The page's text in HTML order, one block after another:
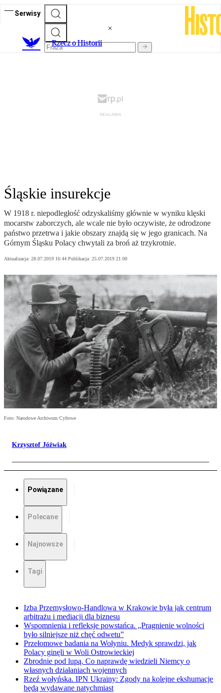
Serwisy
Rzecz o Historii
Śląskie insurekcje
W 1918 r. niepodległość odzyskaliśmy głównie w wyniku klęski
mocarstw zaborczych, ale wcale nie było oczywiste, że odrodzone
państwo przetrwa i jakie obszary znajdą się w jego granicach. Na
Górnym Śląsku Polacy chwytali za broń aż trzykrotnie.
Aktualizacja: 28.07.2019 16:44 Publikacja: 25.07.2019 21:00
Foto: Narodowe Archiwum Cyfrowe
Krzysztof Jóźwiak
Powiązane
Polecane
Najnowsze
Tagi
Izba Przemysłowo-Handlowa w Krakowie była jak centrum
arbitrażu i mediacji dla biznesu
Wspomnienia i refleksje powstańca. „Pragnienie wolności
było silniejsze niż chęć odwetu”
Przełomowe badania na Wołyniu. Medyk sprawdzi, jak
Polacy ginęli w Woli Ostrowieckiej
Zbrodnie pod lupą. Co naprawdę wiedzieli Niemcy o
własnych działaniach wojennych
Rzeź wołyńska. IPN Ukrainy: Zgody na kolejne ekshumacje
będą wydawane natychmiast